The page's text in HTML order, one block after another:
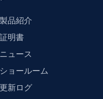
製品紹介
証明書
ニュース
ショールーム
更新ログ